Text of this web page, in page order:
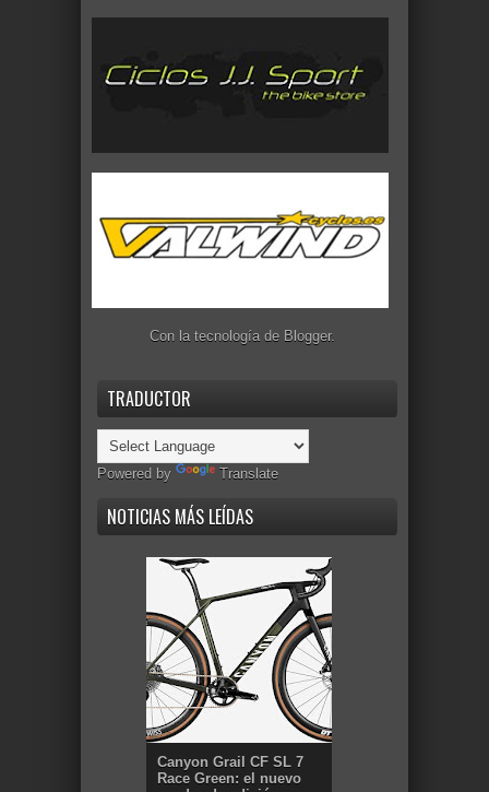
Con la tecnología de Blogger.
TRADUCTOR
Powered by Translate
NOTICIAS MÁS LEÍDAS
Canyon Grail CF SL 7
Race Green: el nuevo